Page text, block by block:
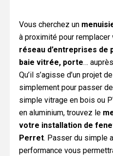
Vous cherchez un
à proximité pour
réseau d’entreprises de
baie vitrée, porte…
Qu’il s’agisse d’un projet
simplement pour passer
simple vitrage en bois ou
en aluminium, trouvez le
votre installation de
Perret. Passer du simple
performance vous